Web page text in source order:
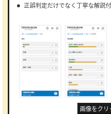
正誤判定だけでなく丁寧な解説
画像をクリ